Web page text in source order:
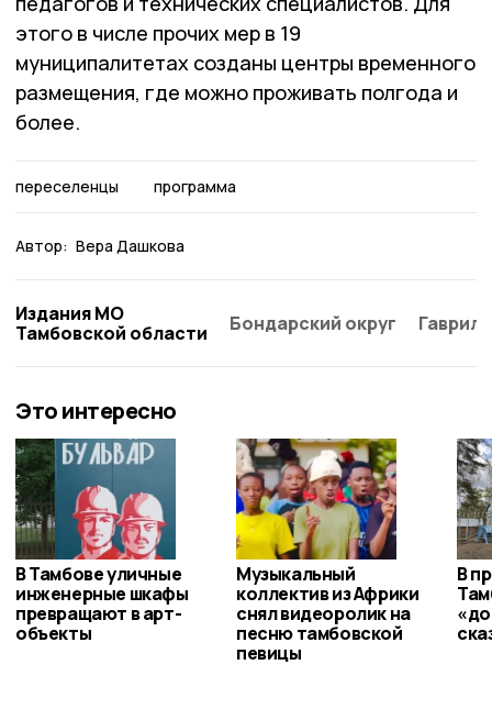
этого в числе прочих мер в 19
муниципалитетах созданы центры временного
размещения, где можно проживать полгода и
более.
переселенцы программа
Автор: Вера Дашкова
Издания МО
Тамбовской области
Бондарский округ
Это интересно
В Тамбове уличные
инженерные шкафы
превращают в арт-
объекты
Музыкальный
коллектив из Африки
снял видеоролик на
песню тамбовской
певицы
В